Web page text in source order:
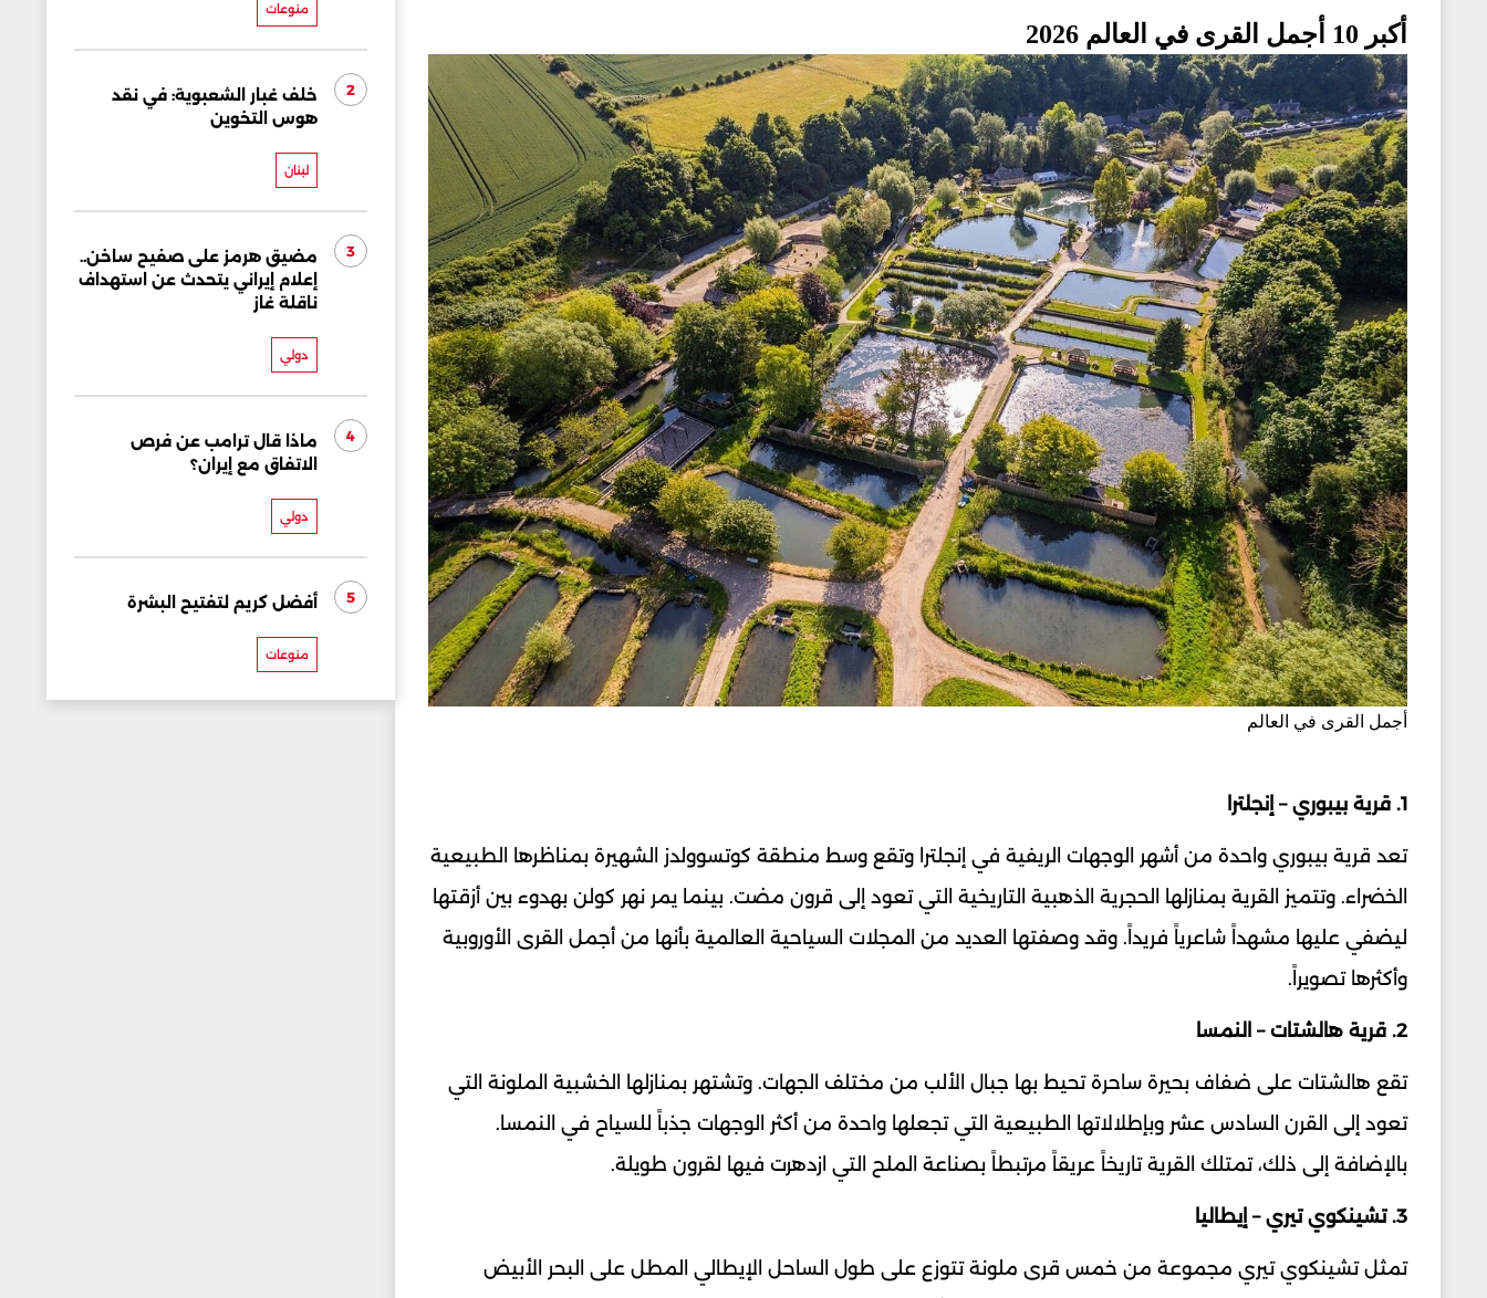
أكبر 10 أجمل القرى في العالم 2026
أجمل القرى في العالم
1. قرية بيبوري – إنجلترا
تعد قرية بيبوري واحدة من أشهر الوجهات الريفية في إنجلترا وتقع وسط منطقة كوتسوولدز الشهيرة بمناظرها الطبيعية
الخضراء. وتتميز القرية بمنازلها الحجرية الذهبية التاريخية التي تعود إلى قرون مضت. بينما يمر نهر كولن بهدوء بين أزقتها
ليضفي عليها مشهداً شاعرياً فريداً. وقد وصفتها العديد من المجلات السياحية العالمية بأنها من أجمل القرى الأوروبية
وأكثرها تصويراً.
2. قرية هالشتات – النمسا
تقع هالشتات على ضفاف بحيرة ساحرة تحيط بها جبال الألب من مختلف الجهات. وتشتهر بمنازلها الخشبية الملونة التي
تعود إلى القرن السادس عشر وبإطلالاتها الطبيعية التي تجعلها واحدة من أكثر الوجهات جذباً للسياح في النمسا.
بالإضافة إلى ذلك، تمتلك القرية تاريخاً عريقاً مرتبطاً بصناعة الملح التي ازدهرت فيها لقرون طويلة.
3. تشينكوي تيري – إيطاليا
تمثل تشينكوي تيري مجموعة من خمس قرى ملونة تتوزع على طول الساحل الإيطالي المطل على البحر الأبيض
منوعات
2
خلف غبار الشعبوية: في نقد
هوس التخوين
لبنان
3
مضيق هرمز على صفيح ساخن..
إعلام إيراني يتحدث عن استهداف
ناقلة غاز
دولي
4
ماذا قال ترامب عن فرص
الاتفاق مع إيران؟
دولي
5 أفضل كريم لتفتيح البشرة
منوعات